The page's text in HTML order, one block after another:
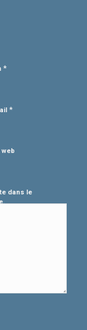
*
*
dans le